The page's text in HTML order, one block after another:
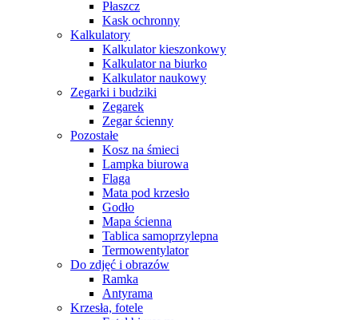
Płaszcz
Kask ochronny
Kalkulatory
Kalkulator kieszonkowy
Kalkulator na biurko
Kalkulator naukowy
Zegarki i budziki
Zegarek
Zegar ścienny
Pozostałe
Kosz na śmieci
Lampka biurowa
Flaga
Mata pod krzesło
Godło
Mapa ścienna
Tablica samoprzylepna
Termowentylator
Do zdjęć i obrazów
Ramka
Antyrama
Krzesła, fotele